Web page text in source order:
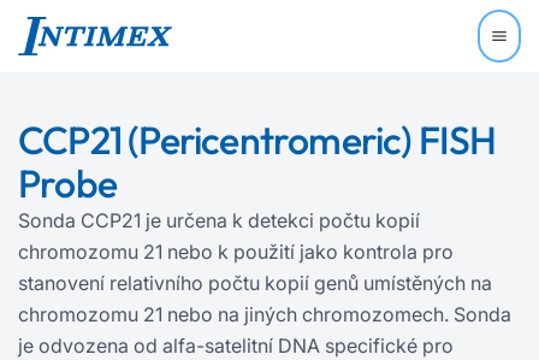
CCP21 (Pericentromeric) FISH
Probe
Sonda CCP21 je určena k detekci počtu kopií
chromozomu 21 nebo k použití jako kontrola pro
stanovení relativního počtu kopií genů umístěných na
chromozomu 21 nebo na jiných chromozomech. Sonda
je odvozena od alfa‍-‍satelitní DNA specifické pro